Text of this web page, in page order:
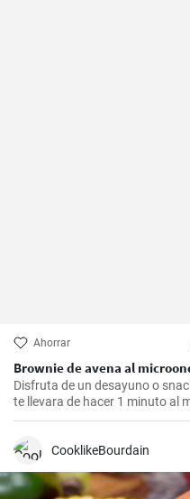
Ahorrar
Brownie de avena al
Disfruta de un desayuno o
te llevara de hacer 1 minuto al
CooklikeBourdain